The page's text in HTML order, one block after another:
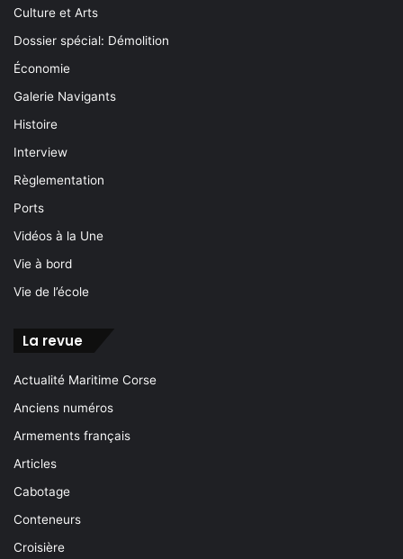
Culture et Arts
Dossier spécial: Démolition
Économie
Galerie Navigants
Histoire
Interview
Règlementation
Ports
Vidéos à la Une
Vie à bord
Vie de l’école
La revue
Actualité Maritime Corse
Anciens numéros
Armements français
Articles
Cabotage
Conteneurs
Croisière